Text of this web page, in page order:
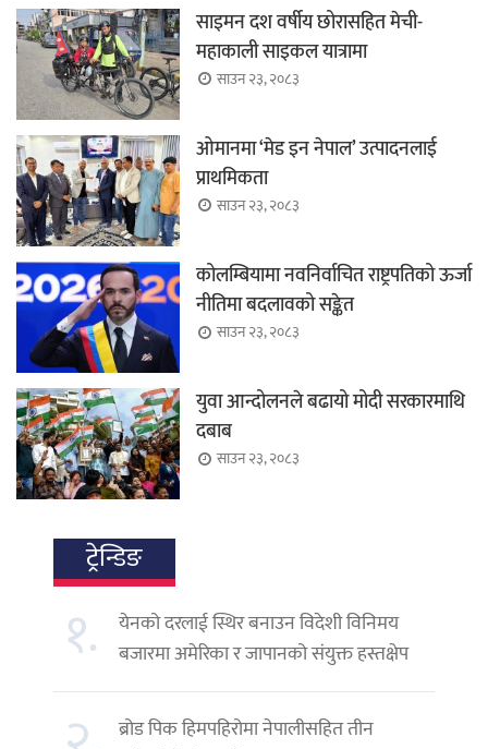
साइमन दश वर्षीय छोरासहित मेची-
महाकाली साइकल यात्रामा
साउन २३, २०८३
ओमानमा ‘मेड इन नेपाल’ उत्पादनलाई
प्राथमिकता
साउन २३, २०८३
कोलम्बियामा नवनिर्वाचित राष्ट्रपतिको ऊर्जा
नीतिमा बदलावको सङ्केत
साउन २३, २०८३
युवा आन्दोलनले बढायो मोदी सरकारमाथि
दबाब
साउन २३, २०८३
ट्रेन्डिङ
१.
येनको दरलाई स्थिर बनाउन विदेशी विनिमय
बजारमा अमेरिका र जापानको संयुक्त हस्तक्षेप
ब्रोड पिक हिमपहिरोमा नेपालीसहित तीन